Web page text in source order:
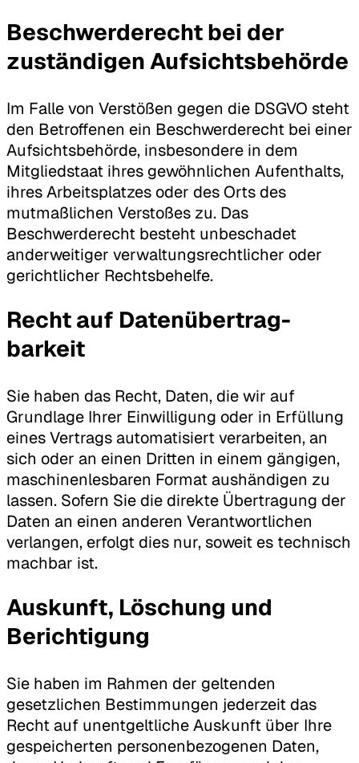
Beschwerde­recht bei der
zuständigen Aufsichts­behörde
Im Falle von Verstößen gegen die DSGVO steht
den Betroffenen ein Beschwerderecht bei einer
Aufsichtsbehörde, insbesondere in dem
Mitgliedstaat ihres gewöhnlichen Aufenthalts,
ihres Arbeitsplatzes oder des Orts des
mutmaßlichen Verstoßes zu. Das
Beschwerderecht besteht unbeschadet
anderweitiger verwaltungsrechtlicher oder
gerichtlicher Rechtsbehelfe.
Recht auf Daten­übertrag­
barkeit
Sie haben das Recht, Daten, die wir auf
Grundlage Ihrer Einwilligung oder in Erfüllung
eines Vertrags automatisiert verarbeiten, an
sich oder an einen Dritten in einem gängigen,
maschinenlesbaren Format aushändigen zu
lassen. Sofern Sie die direkte Übertragung der
Daten an einen anderen Verantwortlichen
verlangen, erfolgt dies nur, soweit es technisch
machbar ist.
Auskunft, Löschung und
Berichtigung
Sie haben im Rahmen der geltenden
gesetzlichen Bestimmungen jederzeit das
Recht auf unentgeltliche Auskunft über Ihre
gespeicherten personenbezogenen Daten,